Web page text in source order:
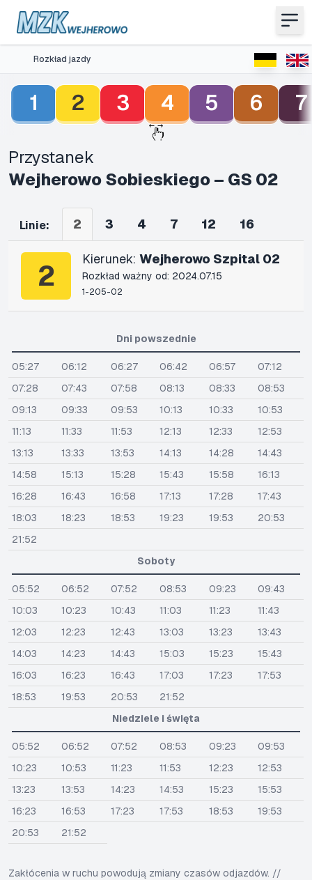
Rozkład jazdy
1 2 3 4 5 6 7
Przystanek
Wejherowo Sobieskiego – GS 02
Linie: 2 3 4 7 12 16
2 Kierunek: Wejherowo Szpital 02
Rozkład ważny od: 2024.07.15
1-205-02
Dni powszednie
05:27 06:12 06:27 06:42 06:57
07:12
07:28
07:43 07:58 08:13 08:33
08:53
09:13
09:33 09:53 10:13 10:33
10:53
11:13
11:33 11:53 12:13 12:33
12:53
13:13
13:33 13:53 14:13 14:28
14:43
14:58
15:13 15:28 15:43 15:58
16:13
16:28
16:43 16:58 17:13 17:28
17:43
18:03
18:23 18:53 19:23 19:53
20:53
21:52
Soboty
05:52 06:52 07:52 08:53 09:23
09:43
10:03
10:23 10:43 11:03 11:23
11:43
12:03
12:23 12:43 13:03 13:23
13:43
14:03
14:23 14:43 15:03 15:23
15:43
16:03
16:23 16:43 17:03 17:23
17:53
18:53
19:53 20:53
21:52
Niedziele i święta
05:52 06:52 07:52 08:53 09:23
09:53
10:23
10:53 11:23 11:53 12:23
12:53
13:23
13:53 14:23 14:53 15:23
15:53
16:23
16:53 17:23 17:53 18:53
19:53
20:53
21:52
Zakłócenia w ruchu powodują zmiany czasów odjazdów. //